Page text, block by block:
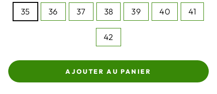
35 36 37 38 39 40 41
42
AJOUTER AU PANIER